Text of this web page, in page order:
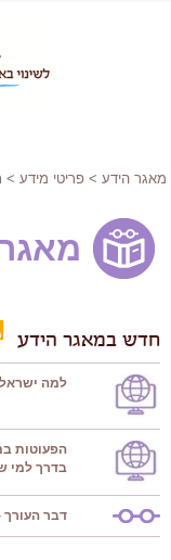
מאגר הידע > פריטי מידע >
חדש במאגר הידע
למה
הפעוטות
בדרך למי
דבר העורך